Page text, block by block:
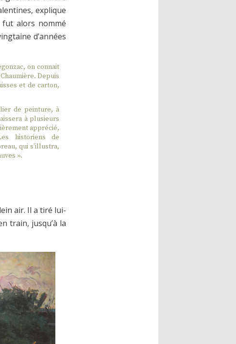
explique
alors nommé
d’années
on connait
Depuis
et de carton,
de peinture, à
à plusieurs
apprécié,
historiens de
qui s’illustra,
».
air. Il a tiré lui-
train, jusqu’à la